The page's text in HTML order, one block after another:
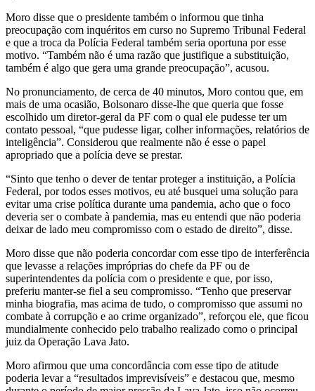
Moro disse que o presidente também o informou que tinha
preocupação com inquéritos em curso no Supremo Tribunal Federal
e que a troca da Polícia Federal também seria oportuna por esse
motivo. “Também não é uma razão que justifique a substituição,
também é algo que gera uma grande preocupação”, acusou.
No pronunciamento, de cerca de 40 minutos, Moro contou que, em
mais de uma ocasião, Bolsonaro disse-lhe que queria que fosse
escolhido um diretor-geral da PF com o qual ele pudesse ter um
contato pessoal, “que pudesse ligar, colher informações, relatórios de
inteligência”. Considerou que realmente não é esse o papel
apropriado que a polícia deve se prestar.
“Sinto que tenho o dever de tentar proteger a instituição, a Polícia
Federal, por todos esses motivos, eu até busquei uma solução para
evitar uma crise política durante uma pandemia, acho que o foco
deveria ser o combate à pandemia, mas eu entendi que não poderia
deixar de lado meu compromisso com o estado de direito”, disse.
Moro disse que não poderia concordar com esse tipo de interferência
que levasse a relações impróprias do chefe da PF ou de
superintendentes da polícia com o presidente e que, por isso,
preferiu manter-se fiel a seu compromisso. “Tenho que preservar
minha biografia, mas acima de tudo, o compromisso que assumi no
combate à corrupção e ao crime organizado”, reforçou ele, que ficou
mundialmente conhecido pelo trabalho realizado como o principal
juiz da Operação Lava Jato.
Moro afirmou que uma concordância com esse tipo de atitude
poderia levar a “resultados imprevisíveis” e destacou que, mesmo